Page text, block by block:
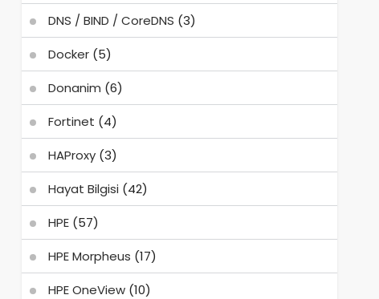
DNS / BIND / CoreDNS (3)
Docker(5)
Donanim (6)
Fortinet (4)
HAProxy(3)
Hayat Bilgisi (42)
HPE(57)
HPE Morpheus (17)
HPE OneView(10)